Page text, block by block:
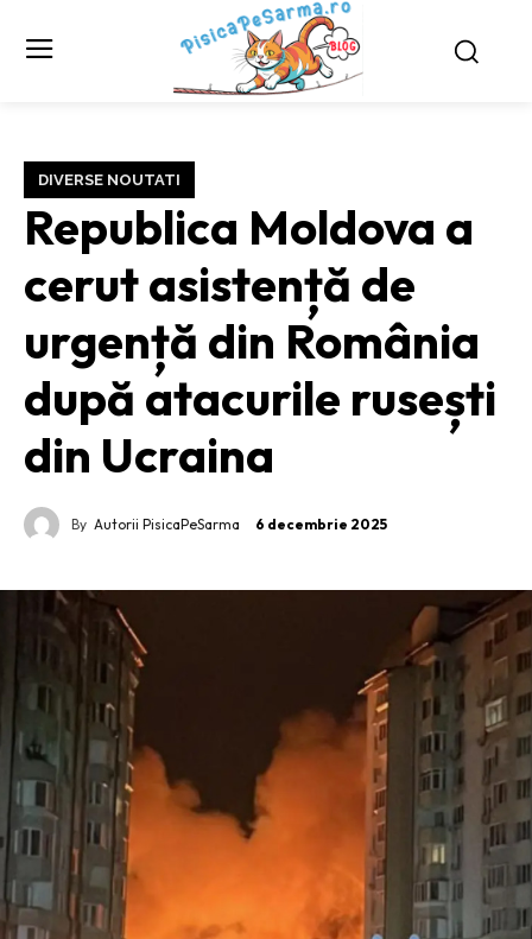
DIVERSE NOUTATI
Republica Moldova a
cerut asistență de
urgență din România
după atacurile rusești
din Ucraina
By Autorii PisicaPeSarma 6 decembrie 2025